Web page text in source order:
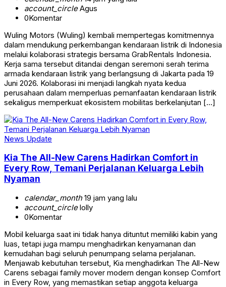
account_circleAgus
0Komentar
Wuling Motors (Wuling) kembali mempertegas komitmennya
dalam mendukung perkembangan kendaraan listrik di Indonesia
melalui kolaborasi strategis bersama GrabRentals Indonesia.
Kerja sama tersebut ditandai dengan seremoni serah terima
armada kendaraan listrik yang berlangsung di Jakarta pada 19
Juni 2026. Kolaborasi ini menjadi langkah nyata kedua
perusahaan dalam memperluas pemanfaatan kendaraan listrik
sekaligus memperkuat ekosistem mobilitas berkelanjutan […]
News Update
Kia The All-New Carens Hadirkan Comfort in
Every Row, Temani Perjalanan Keluarga Lebih
Nyaman
calendar_month19 jam yang lalu
account_circlelolly
0Komentar
Mobil keluarga saat ini tidak hanya dituntut memiliki kabin yang
luas, tetapi juga mampu menghadirkan kenyamanan dan
kemudahan bagi seluruh penumpang selama perjalanan.
Menjawab kebutuhan tersebut, Kia menghadirkan The All-New
Carens sebagai family mover modern dengan konsep Comfort
in Every Row, yang memastikan setiap anggota keluarga